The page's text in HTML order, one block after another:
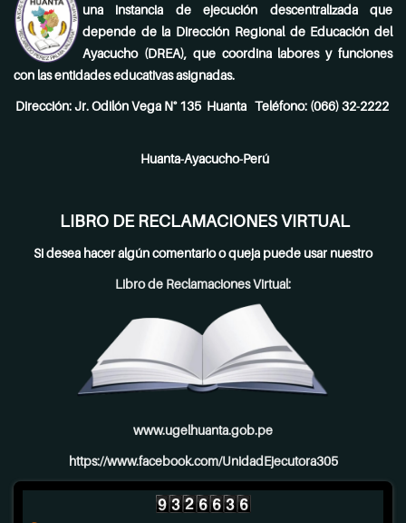
una instancia de ejecución descentralizada que
depende de la Dirección Regional de Educación del
Ayacucho (DREA), que coordina labores y funciones
con las entidades educativas asignadas.
Dirección: Jr. Odilón Vega N° 135 Huanta Teléfono: (066) 32-2222
Huanta-Ayacucho-Perú
LIBRO DE RECLAMACIONES VIRTUAL
Si desea hacer algún comentario o queja puede usar nuestro
Libro de Reclamaciones Virtual:
www.ugelhuanta.gob.pe
https://www.facebook.com/UnidadEjecutora305